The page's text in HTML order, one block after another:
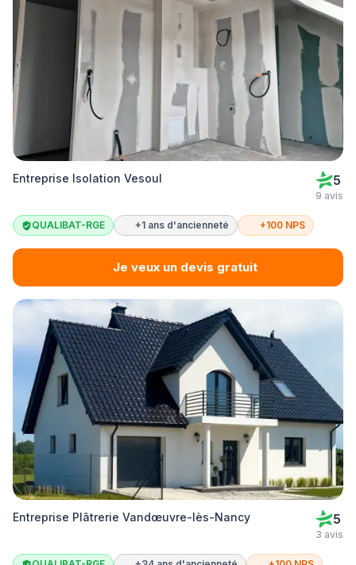
Entreprise Isolation Vesoul 5
9 avis
QUALIBAT-RGE +1 ans d'ancienneté +100 NPS
Je veux un devis gratuit
Entreprise Plâtrerie Vandœuvre-lès-Nancy 5
3 avis